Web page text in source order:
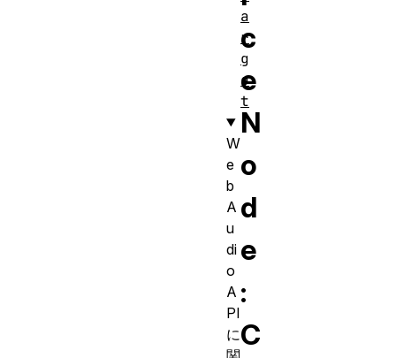
c
e
N
o
d
e
:
C
a
r
g
e
t
W
e
b
A
u
di
o
A
PI
に